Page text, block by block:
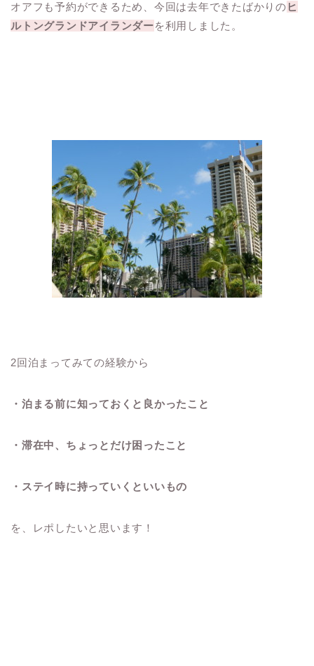
オアフも予約ができるため、今回は去年できたばかりの ヒ
ルトングランドアイランダーを利用しました。
2回泊まってみての経験から
・泊まる前に知っておくと良かったこと
・滞在中、ちょっとだけ困ったこと
・ステイ時に持っていくといいもの
を、レポしたいと思います！